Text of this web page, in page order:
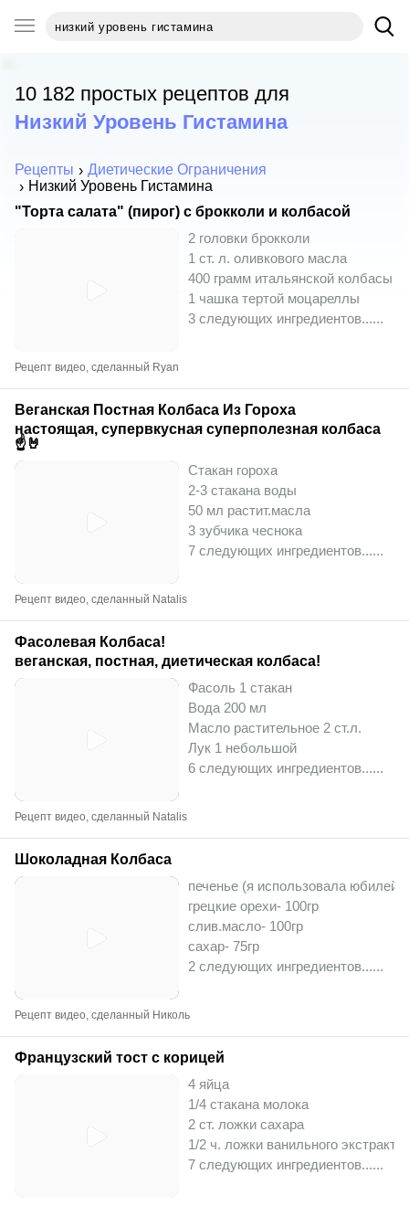
10 182 простых рецептов для
Низкий Уровень Гистамина
Рецепты
Диетические Ограничения
Низкий Уровень Гистамина
"Торта салата" (пирог) с брокколи и колбасой
2 головки брокколи
1 ст. л. оливкового масла
400 грамм итальянской колбасы
1 чашка тертой моцареллы
3 следующих ингредиентов......
Рецепт видео, сделанный Ryan
Веганская Постная Колбаса Из Гороха
настоящая, супервкусная суперполезная колбаса
☝️🤘
Стакан гороха
2-3 стакана воды
50 мл растит.масла
3 зубчика чеснока
7 следующих ингредиентов......
Рецепт видео, сделанный Natalis
Фасолевая Колбаса!
веганская, постная, диетическая колбаса!
Фасоль 1 стакан
Вода 200 мл
Масло растительное 2 ст.л.
Лук 1 небольшой
6 следующих ингредиентов......
Рецепт видео, сделанный Natalis
Шоколадная Колбаса
печенье (я использовала
грецкие орехи- 100гр
слив.масло- 100гр
сахар- 75гр
2 следующих ингредиентов......
Рецепт видео, сделанный Николь
Французский тост с корицей
4 яйца
1/4 стакана молока
2 ст. ложки сахара
1/2 ч. ложки ванильного экстракта
7 следующих ингредиентов......